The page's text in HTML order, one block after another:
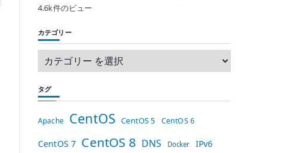
4.6k件のビュー
カテゴリー
タグ
Apache CentOS CentOS 5 CentOS 6
CentOS 7 CentOS 8 DNS Docker IPv6